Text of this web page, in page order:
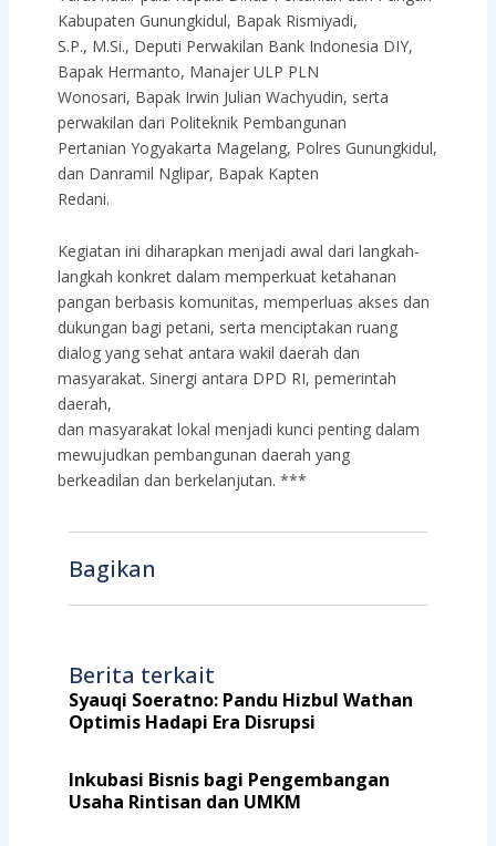
Kabupaten Gunungkidul, Bapak Rismiyadi,
S.P., M.Si., Deputi Perwakilan Bank Indonesia DIY,
Bapak Hermanto, Manajer ULP PLN
Wonosari, Bapak Irwin Julian Wachyudin, serta
perwakilan dari Politeknik Pembangunan
Pertanian Yogyakarta Magelang, Polres Gunungkidul,
dan Danramil Nglipar, Bapak Kapten
Redani.
Kegiatan ini diharapkan menjadi awal dari langkah-
langkah konkret dalam memperkuat ketahanan
pangan berbasis komunitas, memperluas akses dan
dukungan bagi petani, serta menciptakan ruang
dialog yang sehat antara wakil daerah dan
masyarakat. Sinergi antara DPD RI, pemerintah
daerah,
dan masyarakat lokal menjadi kunci penting dalam
mewujudkan pembangunan daerah yang
berkeadilan dan berkelanjutan. ***
Bagikan
Berita terkait
Syauqi Soeratno: Pandu Hizbul Wathan
Optimis Hadapi Era Disrupsi
Inkubasi Bisnis bagi Pengembangan
Usaha Rintisan dan UMKM